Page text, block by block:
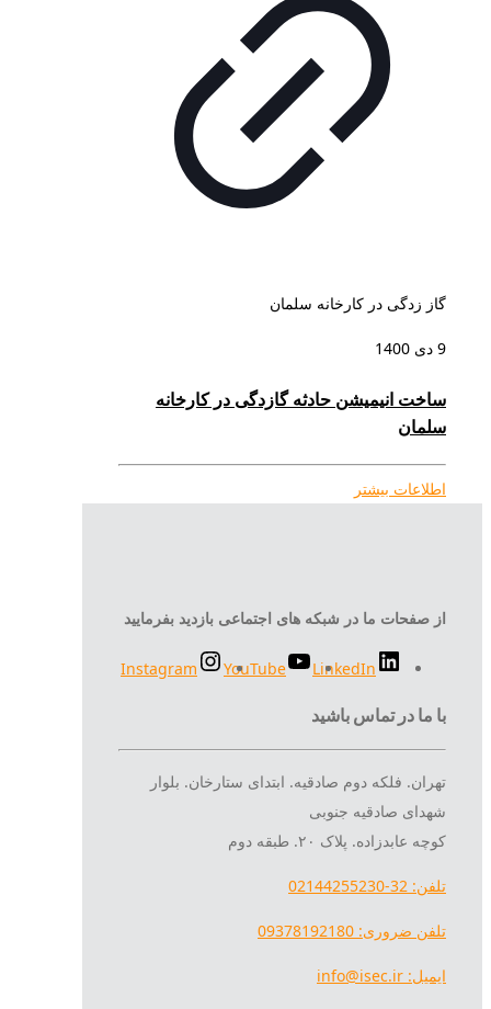
گاز زدگی در کارخانه سلمان
9 دی 1400
ساخت انیمیشن حادثه گازدگی در کارخانه
سلمان
اطلاعات بیشتر
از صفحات ما در شبکه های اجتماعی بازدید بفرمایید
LinkedIn
YouTube
Instagram
با ما در تماس باشید
تهران. فلکه دوم صادقیه. ابتدای ستارخان. بلوار
شهدای صادقیه جنوبی
کوچه عابدزاده. پلاک ۲۰. طبقه دوم
تلفن: 32-02144255230
تلفن ضروری: 09378192180
ایمیل: info@isec.ir